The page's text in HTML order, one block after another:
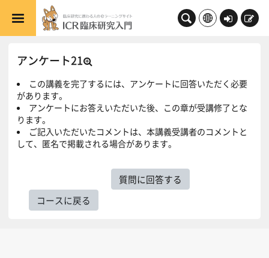
メインコンテンツへスキップする
ロ
新
アンケート21
この講義を完了するには、アンケートに回答いただく必要
があります。
アンケートにお答えいただいた後、この章が受講修了とな
ります。
ご記入いただいたコメントは、本講義受講者のコメントと
して、匿名で掲載される場合があります。
質問に回答する
コースに戻る